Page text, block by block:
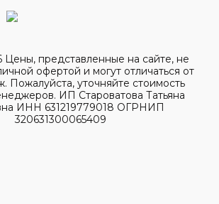
Цены, представленные на сайте, не
офертой и могут отличаться от
Пожалуйста, уточняйте стоимость
ИП Староватова Татьяна
ИНН 631219779018 ОГРНИП
320631300065409